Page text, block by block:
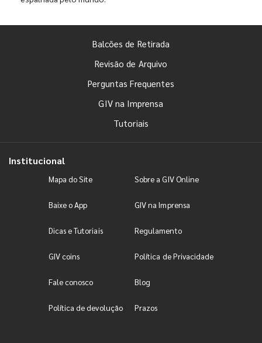
Balcões de Retirada
Revisão de Arquivo
Perguntas Frequentes
GIV na Imprensa
Tutoriais
Institucional
Mapa do Site Sobre a GIV Online
Baixe o App GIV na Imprensa
Dicas e Tutoriais Regulamento
GIV coins Política de Privacidade
Fale conosco Blog
Política de devolução Prazos